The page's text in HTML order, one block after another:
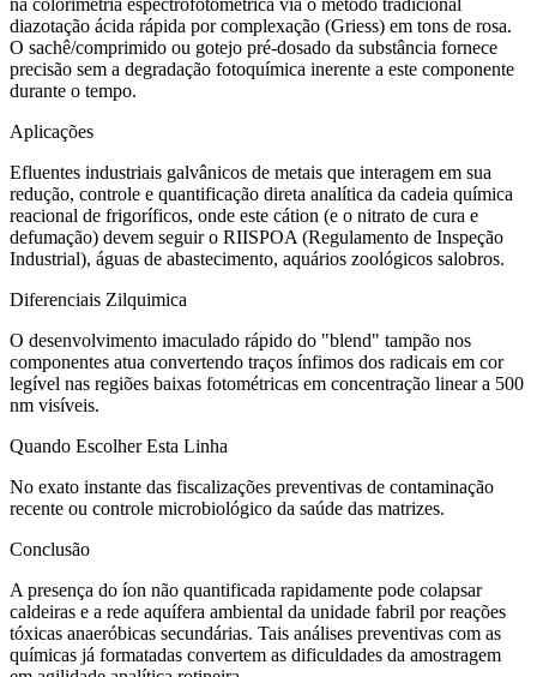
diazotação ácida rápida por complexação (Griess) em tons de rosa.
O sachê/comprimido ou gotejo pré-dosado da substância fornece
precisão sem a degradação fotoquímica inerente a este componente
durante o tempo.
Aplicações
Efluentes industriais galvânicos de metais que interagem em sua
redução, controle e quantificação direta analítica da cadeia química
reacional de frigoríficos, onde este cátion (e o nitrato de cura e
defumação) devem seguir o RIISPOA (Regulamento de Inspeção
Industrial), águas de abastecimento, aquários zoológicos salobros.
Diferenciais Zilquimica
O desenvolvimento imaculado rápido do "blend" tampão nos
componentes atua convertendo traços ínfimos dos radicais em cor
legível nas regiões baixas fotométricas em concentração linear a 500
nm visíveis.
Quando Escolher Esta Linha
No exato instante das fiscalizações preventivas de contaminação
recente ou controle microbiológico da saúde das matrizes.
Conclusão
A presença do íon não quantificada rapidamente pode colapsar
caldeiras e a rede aquífera ambiental da unidade fabril por reações
tóxicas anaeróbicas secundárias. Tais análises preventivas com as
químicas já formatadas convertem as dificuldades da amostragem